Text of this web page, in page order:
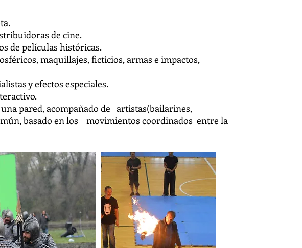
de cine.
de películas históricas.
maquillajes, ficticios, armas e impactos,
y efectos especiales.
pared, acompañado de artistas(bailarines,
basado en los movimientos coordinados entre la